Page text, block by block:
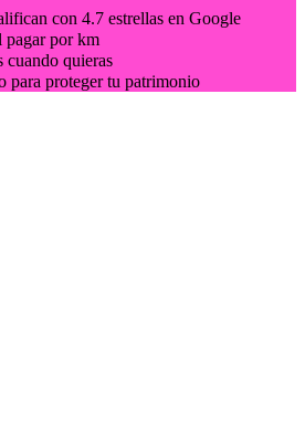
con 4.7 estrellas en Google
pagar por km
cuando quieras
para proteger tu patrimonio